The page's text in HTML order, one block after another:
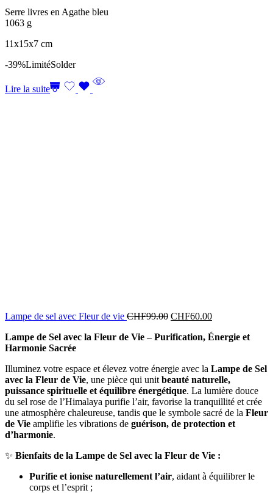
Serre livres en Agathe bleu
1063 g
11x15x7 cm
-39%LimitéSolder
Lire la suite
Lampe de sel avec Fleur de vie CHF99.00 CHF60.00
Lampe de Sel avec la Fleur de Vie – Purification, Énergie et
Harmonie Sacrée
Illuminez votre espace et élevez votre énergie avec la Lampe de Sel
avec la Fleur de Vie, une pièce qui unit beauté naturelle,
puissance spirituelle et équilibre énergétique. La lumière douce
du sel rose de l’Himalaya purifie l’air, favorise la tranquillité et crée
une atmosphère chaleureuse, tandis que le symbole sacré de la Fleur
de Vie amplifie les vibrations de guérison, de protection et
d’harmonie.
✨ Bienfaits de la Lampe de Sel avec la Fleur de Vie :
Purifie et ionise naturellement l’air, aidant à équilibrer le
corps et l’esprit ;